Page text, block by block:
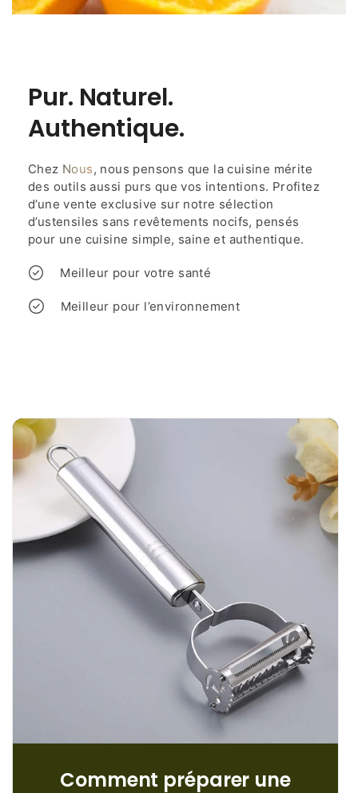
Pur. Naturel.
Authentique.
Chez Nous, nous pensons que la cuisine mérite
des outils aussi purs que vos intentions. Profitez
d’une vente exclusive sur notre sélection
d’ustensiles sans revêtements nocifs, pensés
pour une cuisine simple, saine et authentique.
Meilleur pour votre santé
Meilleur pour l’environnement
Comment préparer une